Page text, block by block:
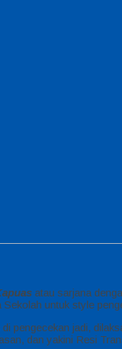
atau sarjana
untuk style
pengecekan jadi,
dan yakini Resi